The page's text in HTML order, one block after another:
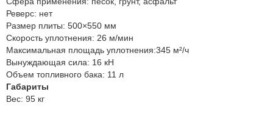
Реверс: нет
Размер плиты: 500×550 мм
Скорость уплотнения: 26 м/мин
Максимальная площадь уплотнения:345 м²/ч
Вынуждающая сила: 16 кН
Объем топливного бака: 11 л
Габариты
Вес: 95 кг